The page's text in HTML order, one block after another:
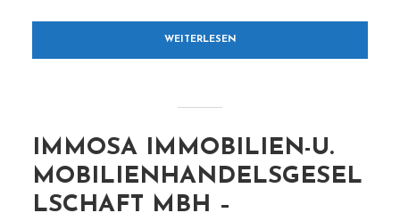
WEITERLESEN
IMMOSA IMMOBILIEN-U.
MOBILIENHANDELSGESEL
LSCHAFT MBH –